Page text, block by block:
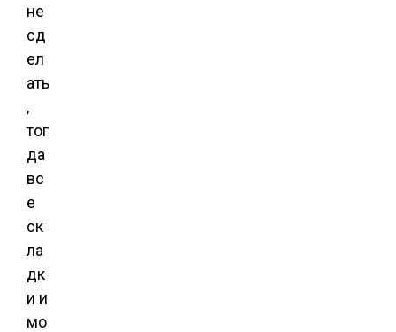
не
сд
ел
ать
,
тог
да
вс
е
ск
ла
дк
и и
мо